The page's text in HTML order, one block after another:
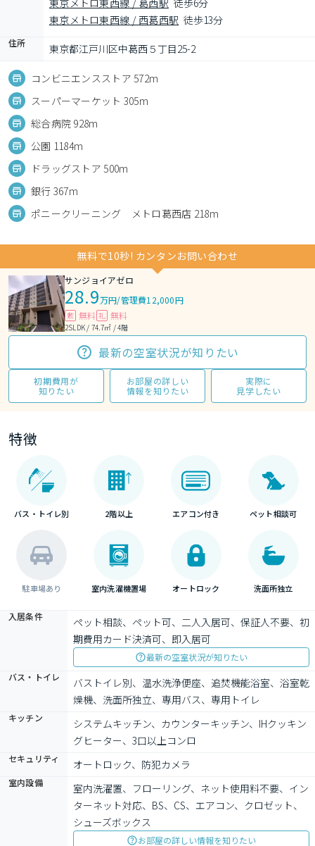
東京メトロ東西線 / 葛西駅 徒歩6分
東京メトロ東西線 / 西葛西駅 徒歩13分
住所 東京都江戸川区中葛西５丁目25-2
コンビニエンスストア 572m
スーパーマーケット 305m
総合病院 928m
公園 1184m
ドラッグストア 500m
銀行 367m
ポニークリーニング メトロ葛西店 218m
無料で10秒! カンタンお問い合わせ
サンジョイアゼロ
28.9万円/管理費12,000円
敷 無料 礼 無料
2SLDK / 74.7㎡ / 4階
最新の空室状況が知りたい
初期費用が
知りたい
お部屋の詳しい
情報を知りたい
実際に
見学したい
特徴
バス・トイレ別 2階以上 エアコン付き ペット相談可
駐車場あり 室内洗濯機置場 オートロック 洗面所独立
入居条件
ペット相談、ペット可、二人入居可、保証人不要、初
期費用カード決済可、即入居可
最新の空室状況が知りたい
バス・トイレ
バストイレ別、温水洗浄便座、追焚機能浴室、浴室乾
燥機、洗面所独立、専用バス、専用トイレ
キッチン
システムキッチン、カウンターキッチン、IHクッキン
グヒーター、3口以上コンロ
セキュリティ オートロック、防犯カメラ
室内設備
室内洗濯置、フローリング、ネット使用料不要、イン
ターネット対応、BS、CS、エアコン、クロゼット、
シューズボックス
お部屋の詳しい情報を知りたい